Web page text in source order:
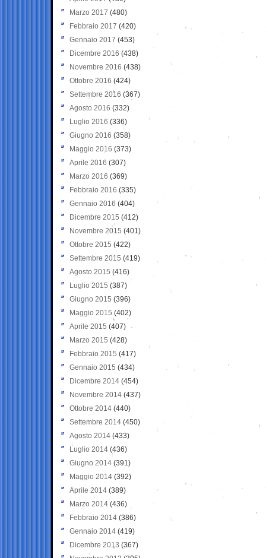
Marzo 2017 (480)
Febbraio 2017 (420)
Gennaio 2017 (453)
Dicembre 2016 (438)
Novembre 2016 (438)
Ottobre 2016 (424)
Settembre 2016 (367)
Agosto 2016 (332)
Luglio 2016 (336)
Giugno 2016 (358)
Maggio 2016 (373)
Aprile 2016 (307)
Marzo 2016 (369)
Febbraio 2016 (335)
Gennaio 2016 (404)
Dicembre 2015 (412)
Novembre 2015 (401)
Ottobre 2015 (422)
Settembre 2015 (419)
Agosto 2015 (416)
Luglio 2015 (387)
Giugno 2015 (396)
Maggio 2015 (402)
Aprile 2015 (407)
Marzo 2015 (428)
Febbraio 2015 (417)
Gennaio 2015 (434)
Dicembre 2014 (454)
Novembre 2014 (437)
Ottobre 2014 (440)
Settembre 2014 (450)
Agosto 2014 (433)
Luglio 2014 (436)
Giugno 2014 (391)
Maggio 2014 (392)
Aprile 2014 (389)
Marzo 2014 (436)
Febbraio 2014 (386)
Gennaio 2014 (419)
Dicembre 2013 (367)